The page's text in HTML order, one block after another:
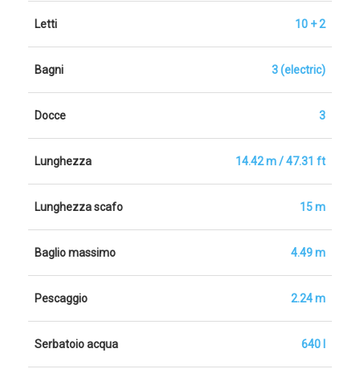
Letti 10 + 2
Bagni 3 (electric)
Docce 3
Lunghezza 14.42 m / 47.31 ft
Lunghezza scafo 15 m
Baglio massimo 4.49 m
Pescaggio 2.24 m
Serbatoio acqua 640 l